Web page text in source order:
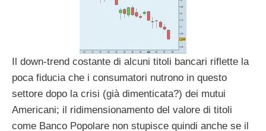
Il down-trend costante di alcuni titoli bancari riflette la
poca fiducia che i consumatori nutrono in questo
settore dopo la crisi (già dimenticata?) dei mutui
Americani; il ridimensionamento del valore di titoli
come Banco Popolare non stupisce quindi anche se il